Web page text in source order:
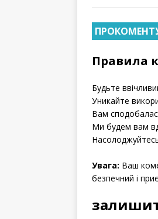
Правила
Будьте
Уникайте
Вам
Ми будем вам
Увага: Ваш
безпечний і